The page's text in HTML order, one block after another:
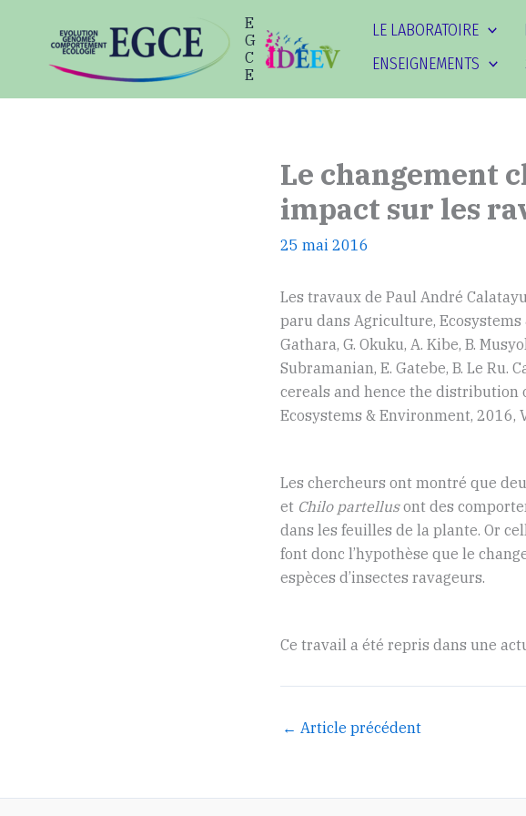
E
G
C
E
LE LABORATOIRE
ENSEIGNEMENTS
Le changement
impact sur les
25 mai 2016
Les travaux de Paul André
paru dans Agriculture, Ecosystems
Gathara, G. Okuku, A. Kibe, B.
Subramanian, E. Gatebe, B. Le
cereals and hence the distribution
Ecosystems & Environment, 2016,
Les chercheurs ont montré que
et Chilo partellusont des
dans les feuilles de la plante. Or
font donc l’hypothèse que le
espèces d’insectes ravageurs.
Ce travail a été repris dans une
← Article précédent